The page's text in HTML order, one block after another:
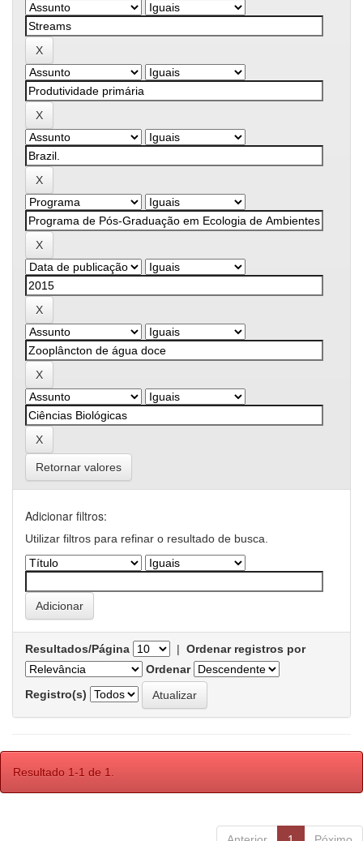
Retornar valores
Adicionar filtros:
Utilizar filtros para refinar o resultado de busca.
Resultados/Página | Ordenar registros por
Ordenar
Registro(s)
Resultado 1-1 de 1.